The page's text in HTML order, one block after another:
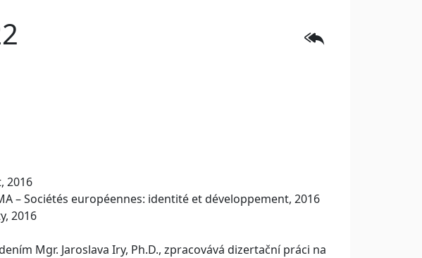
2016
– Sociétés européennes: identité et développement, 2016
2016
Mgr. Jaroslava Iry, Ph.D., zpracovává dizertační práci na